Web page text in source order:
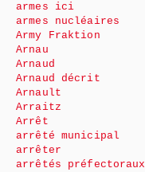
armes ici
armes nucléaires
Army Fraktion
Arnau
Arnaud
Arnaud décrit
Arnault
Arraitz
Arrêt
arrêté municipal
arrêter
arrêtés préfectoraux